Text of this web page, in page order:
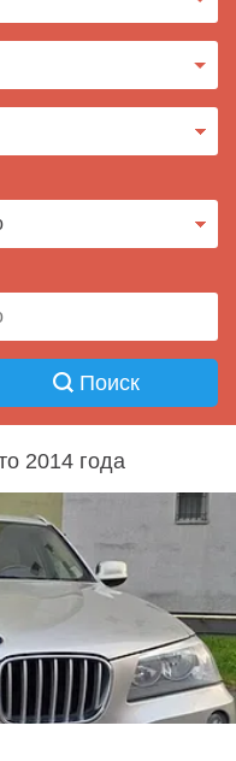
Поиск
2014 года